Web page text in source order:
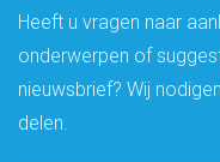
Heeft u vragen naar
onderwerpen of
nieuwsbrief? Wij
delen.